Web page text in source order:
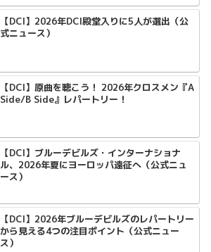
【DCI】2026年DCI殿堂入りに5人が選出（公
式ニュース）
【DCI】原曲を聴こう！ 2026年クロスメン『A
Side/B Side』レパートリー！
【DCI】ブルーデビルズ・インターナショナ
ル、2026年夏にヨーロッパ遠征へ（公式ニュ
ース）
【DCI】2026年ブルーデビルズのレパートリー
から見える4つの注目ポイント（公式ニュー
ス）